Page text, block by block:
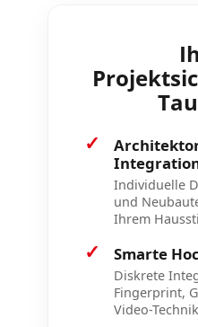
✓
Individuelle
und
Ihrem
✓ Smarte
Diskrete
Fingerprint,
Video-